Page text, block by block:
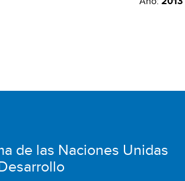
de las Naciones Unidas